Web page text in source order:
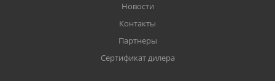
Новости
Контакты
Партнеры
Сертификат дилера